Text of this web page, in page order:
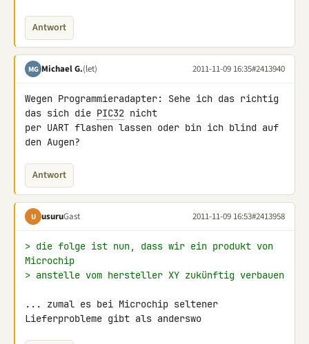
Antwort
MG Michael G.(let) 2011-11-09 16:35#2413940
Wegen Programmieradapter: Sehe ich das richtig
das sich die PIC32 nicht
per UART flashen lassen oder bin ich blind auf
den Augen?
Antwort
U usuruGast 2011-11-09 16:53#2413958
> die folge ist nun, dass wir ein produkt von
Microchip
> anstelle vom hersteller XY zukünftig verbauen
... zumal es bei Microchip seltener
Lieferprobleme gibt als anderswo